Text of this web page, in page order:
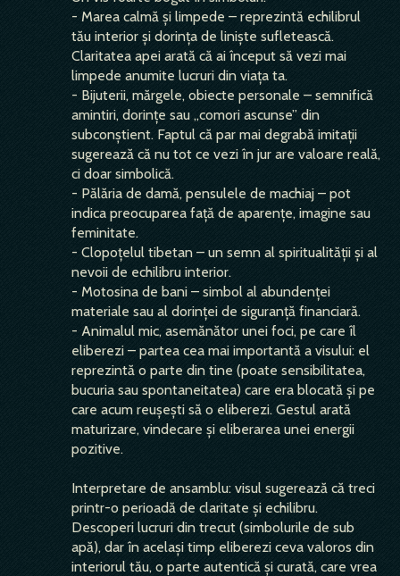
- Marea calmă și limpede – reprezintă echilibrul
tău interior și dorința de liniște sufletească.
Claritatea apei arată că ai început să vezi mai
limpede anumite lucruri din viața ta.
- Bijuterii, mărgele, obiecte personale – semnifică
amintiri, dorințe sau „comori ascunse” din
subconștient. Faptul că par mai degrabă imitații
sugerează că nu tot ce vezi în jur are valoare reală,
ci doar simbolică.
- Pălăria de damă, pensulele de machiaj – pot
indica preocuparea față de aparențe, imagine sau
feminitate.
- Clopoțelul tibetan – un semn al spiritualității și al
nevoii de echilibru interior.
- Motosina de bani – simbol al abundenței
materiale sau al dorinței de siguranță financiară.
- Animalul mic, asemănător unei foci, pe care îl
eliberezi – partea cea mai importantă a visului: el
reprezintă o parte din tine (poate sensibilitatea,
bucuria sau spontaneitatea) care era blocată și pe
care acum reușești să o eliberezi. Gestul arată
maturizare, vindecare și eliberarea unei energii
pozitive.
Interpretare de ansamblu: visul sugerează că treci
printr-o perioadă de claritate și echilibru.
Descoperi lucruri din trecut (simbolurile de sub
apă), dar în același timp eliberezi ceva valoros din
interiorul tău, o parte autentică și curată, care vrea